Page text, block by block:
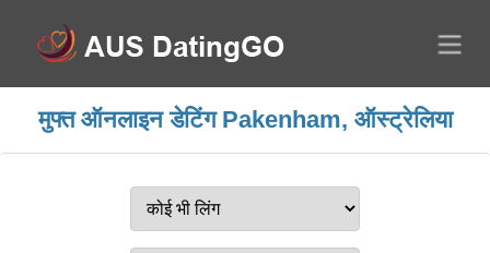
मुफ्त ऑनलाइन डेटिंग Pakenham, ऑस्ट्रेलिया